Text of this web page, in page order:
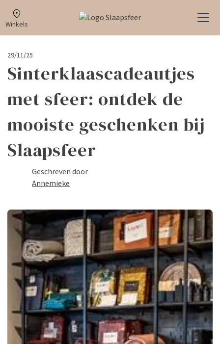
Winkels
29/11/25
Sinterklaascadeautjes
met sfeer: ontdek de
mooiste geschenken bij
Slaapsfeer
Geschreven door
Annemieke